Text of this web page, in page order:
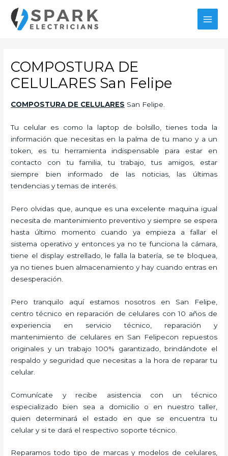
contenido
COMPOSTURA DE
CELULARES San Felipe
COMPOSTURA DE CELULARES San Felipe.
Tu celular es como la laptop de bolsillo, tienes toda la
información que necesitas en la palma de tu mano y a un
token, es tu herramienta indispensable para estar en
contacto con tu familia, tu trabajo, tus amigos, estar
siempre bien informado de las noticias, las últimas
tendencias y temas de interés.
Pero olvidas que, aunque es una excelente maquina igual
necesita de mantenimiento preventivo y siempre se espera
hasta último momento cuando ya empieza a fallar el
sistema operativo y entonces ya no te funciona la cámara,
tiene el display estrellado, le falla la batería, se te bloquea,
ya no tienes buen almacenamiento y hay cuando entras en
desesperación.
Pero tranquilo aquí estamos nosotros en San Felipe,
centro técnico en reparación de celulares con 10 años de
experiencia en servicio técnico, reparación y
mantenimiento de celulares en San Felipecon repuestos
originales y un trabajo 100% garantizado, brindándote el
respaldo y seguridad que necesitas a la hora de reparar tu
celular.
Comunícate y recibe asistencia con un técnico
especializado bien sea a domicilio o en nuestro taller,
quien determinará el estado en que se encuentra tu
celular y si te dará el respectivo soporte técnico.
Reparamos todo tipo de marcas y modelos de celulares,